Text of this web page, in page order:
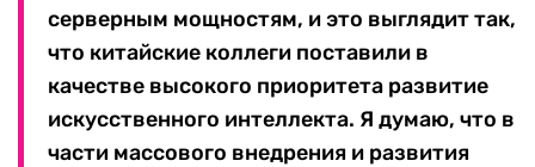
серверным мощностям, и это выглядит так,
что китайские коллеги поставили в
качестве высокого приоритета развитие
искусственного интеллекта. Я думаю, что в
части массового внедрения и развития